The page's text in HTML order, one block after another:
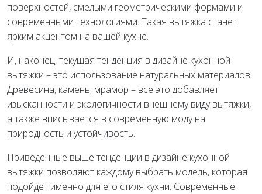
поверхностей, смелыми геометрическими формами и
современными технологиями. Такая вытяжка станет
ярким акцентом на вашей кухне.
И, наконец, текущая тенденция в дизайне кухонной
вытяжки – это использование натуральных материалов.
Древесина, камень, мрамор – все это добавляет
изысканности и экологичности внешнему виду вытяжки,
а также вписывается в современную моду на
природность и устойчивость.
Приведенные выше тенденции в дизайне кухонной
вытяжки позволяют каждому выбрать модель, которая
подойдет именно для его стиля кухни. Современные